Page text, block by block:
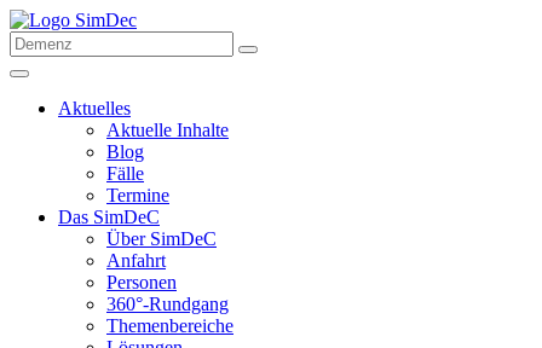
Aktuelles
Aktuelle Inhalte
Blog
Fälle
Termine
Das SimDeC
Über SimDeC
Anfahrt
Personen
360°-Rundgang
Themenbereiche